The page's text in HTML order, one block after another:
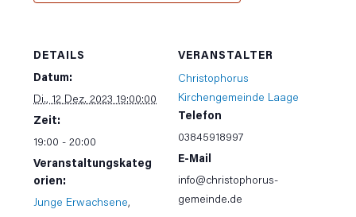
DETAILS
Datum:
Di., 12 Dez. 2023 19:00:00
Zeit:
19:00 - 20:00
Veranstaltungskateg
orien:
Junge Erwachsene,
VERANSTALTER
Christophorus
Kirchengemeinde Laage
Telefon
03845918997
E-Mail
info@christophorus-
gemeinde.de